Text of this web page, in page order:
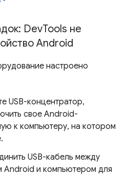
DevTools не
Android
настроено
USB-концентратор,
свое Android-
к компьютеру, на котором
USB-кабель между
Android и компьютером для